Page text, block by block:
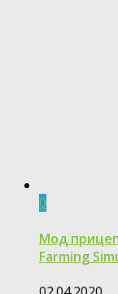
0
Мод прицеп
Farming